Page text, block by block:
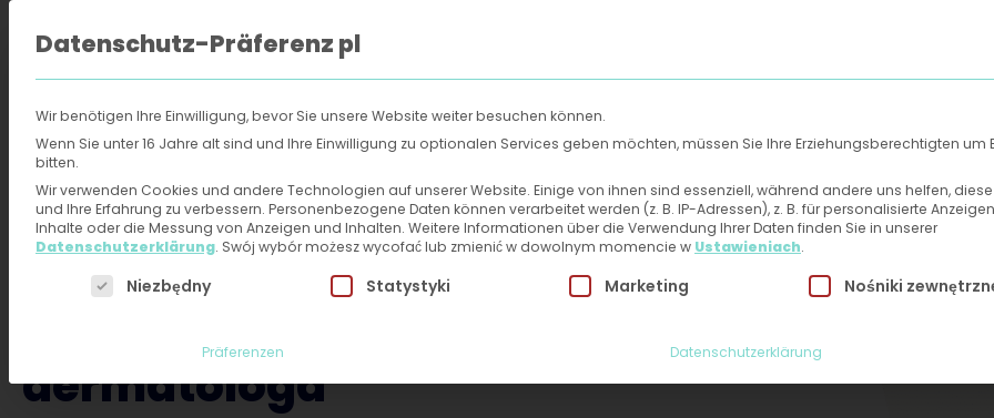
Dermatolog online ›Pokrzywka
Pokrzywka -
leczenie i diagnoza
dermatologa
Datenschutz-Präferenz pl
Wir benötigen Ihre Einwilligung, bevor Sie unsere Website weiter besuchen können.
Wenn Sie unter 16 Jahre alt sind und Ihre Einwilligung zu optionalen Services geben möchten, müssen Sie Ihre Erziehungsberechtigten um
bitten.
Wir verwenden Cookies und andere Technologien auf unserer Website. Einige von ihnen sind essenziell, während andere uns helfen,
und Ihre Erfahrung zu verbessern. Personenbezogene Daten können verarbeitet werden (z. B. IP-Adressen), z. B. für personalisierte
Inhalte oder die Messung von Anzeigen und Inhalten. Weitere Informationen über die Verwendung Ihrer Daten finden Sie in unserer
Datenschutzerklärung. Swój wybór możesz wycofać lub zmienić w dowolnym momencie w Ustawieniach.
Es folgt eine Liste der Service-Gruppen, für die eine Einwilligung erteilt werden kann. Die erste Service-
Niezbędny Statystyki Marketing Nośniki
Präferenzen Datenschutzerklärung